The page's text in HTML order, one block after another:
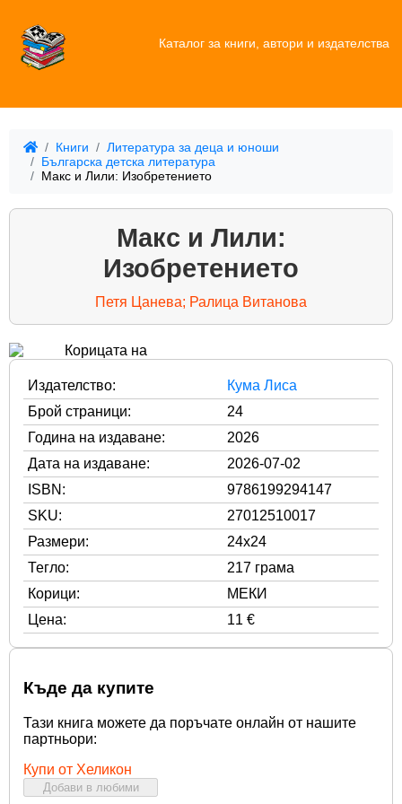
Каталог за книги, автори и издателства
Книги
Литература за деца и юноши
Българска детска литература
Макс и Лили: Изобретението
Макс и Лили:
Изобретението
Петя Цанева; Ралица Витанова
Издателство:
Кума Лиса
Брой страници:
24
Година на издаване:
2026
Дата на издаване:
2026-07-02
ISBN:
9786199294147
SKU:
27012510017
Размери:
24x24
Тегло:
217 грама
Корици:
МЕКИ
Цена:
11 €
Къде да купите
Тази книга можете да поръчате онлайн от нашите
партньори:
Купи от Хеликон
Добави в любими